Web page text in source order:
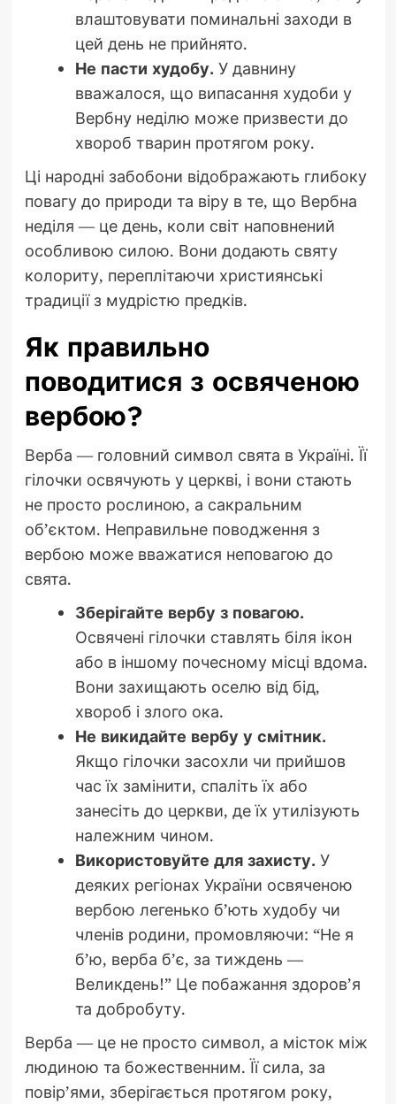
влаштовувати поминальні заходи в
цей день не прийнято.
Не пасти худобу. У давнину
вважалося, що випасання худоби у
Вербну неділю може призвести до
хвороб тварин протягом року.
Ці народні забобони відображають глибоку
повагу до природи та віру в те, що Вербна
неділя — це день, коли світ наповнений
особливою силою. Вони додають святу
колориту, переплітаючи християнські
традиції з мудрістю предків.
Як правильно
поводитися з освяченою
вербою?
Верба — головний символ свята в Україні. Її
гілочки освячують у церкві, і вони стають
не просто рослиною, а сакральним
об’єктом. Неправильне поводження з
вербою може вважатися неповагою до
свята.
Зберігайте вербу з повагою.
Освячені гілочки ставлять біля ікон
або в іншому почесному місці вдома.
Вони захищають оселю від бід,
хвороб і злого ока.
Не викидайте вербу у смітник.
Якщо гілочки засохли чи прийшов
час їх замінити, спаліть їх або
занесіть до церкви, де їх утилізують
належним чином.
Використовуйте для захисту. У
деяких регіонах України освяченою
вербою легенько б’ють худобу чи
членів родини, промовляючи: “Не я
б’ю, верба б’є, за тиждень —
Великдень!” Це побажання здоров’я
та добробуту.
Верба — це не просто символ, а місток між
людиною та божественним. Її сила, за
повір’ями, зберігається протягом року,